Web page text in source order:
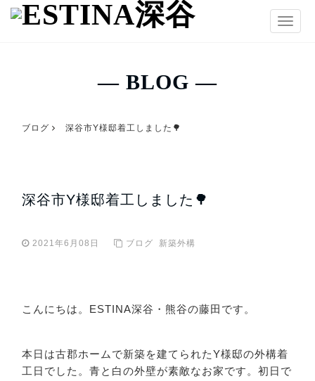
T
― BLOG ―
ブログ 深谷市Y様邸着工しました🌳
深谷市Y様邸着工しました🌳
2021年6月08日 ブログ 新築外構
こんにちは。ESTINA深谷・熊谷の藤田です。
本日は古郡ホームで新築を建てられたY様邸の外構着
工日でした。青と白の外壁が素敵なお家です。初日で